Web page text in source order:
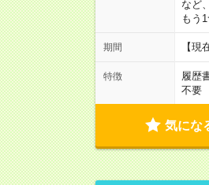
など
もう
期間 【
特徴 履歴
不要
気にな